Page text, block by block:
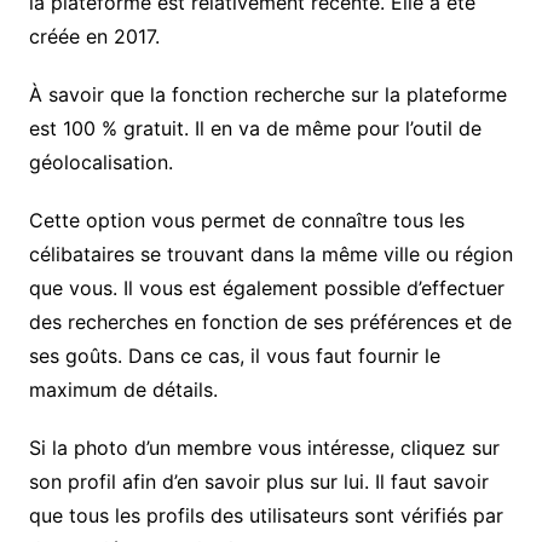
créée en 2017.
À savoir que la fonction recherche sur la plateforme
est 100 % gratuit. Il en va de même pour l’outil de
géolocalisation.
Cette option vous permet de connaître tous les
célibataires se trouvant dans la même ville ou région
que vous. Il vous est également possible d’effectuer
des recherches en fonction de ses préférences et de
ses goûts. Dans ce cas, il vous faut fournir le
maximum de détails.
Si la photo d’un membre vous intéresse, cliquez sur
son profil afin d’en savoir plus sur lui. Il faut savoir
que tous les profils des utilisateurs sont vérifiés par